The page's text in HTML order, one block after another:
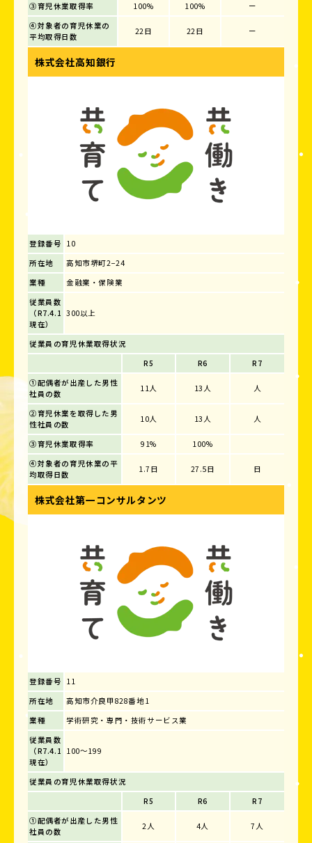
③育児休業取得率 100% 100%
ー
④対象者の育児休業の
平均取得日数
22日 22日 ー
株式会社高知銀行
登録番号 10
所在地
高知市堺町2−24
業種
金融業・保険業
従業員数
（R7.4.1
現在）
300以上
従業員の育児休業取得状況
R5
R6
R7
①配偶者が出産した男性
社員の数
11人 13人 人
②育児休業を取得した男
性社員の数
10人 13人 人
③育児休業取得率 91%
100%
④対象者の育児休業の平
均取得日数
1.7日 27.5日 日
株式会社第一コンサルタンツ
登録番号 11
所在地
高知市介良甲828番地1
業種
学術研究・専門・技術サービス業
従業員数
（R7.4.1
現在）
100～199
従業員の育児休業取得状況
R5
R6
R7
①配偶者が出産した男性
社員の数
2人 4人 7人